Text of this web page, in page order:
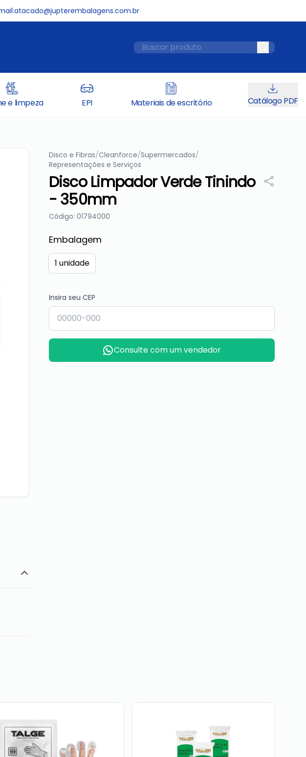
atacado@jupterembalagens.com.br
e limpeza EPI Materiais de escritório Catálogo PDF
Disco e Fibras/Cleanforce/Supermercados/
Representações e Serviços
Disco Limpador Verde Tinindo
- 350mm
Código: 01794000
Embalagem
1 unidade
Insira seu CEP
Consulte com um vendedor